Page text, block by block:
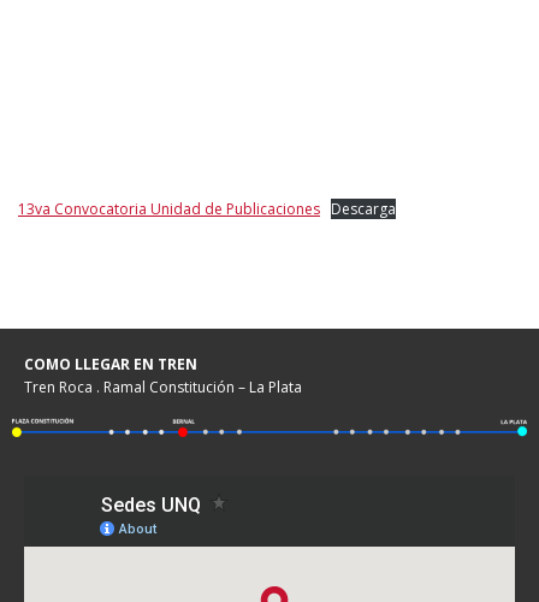
13va Convocatoria Unidad de Publicaciones Descarga
COMO LLEGAR EN TREN
Tren Roca . Ramal Constitución – La Plata